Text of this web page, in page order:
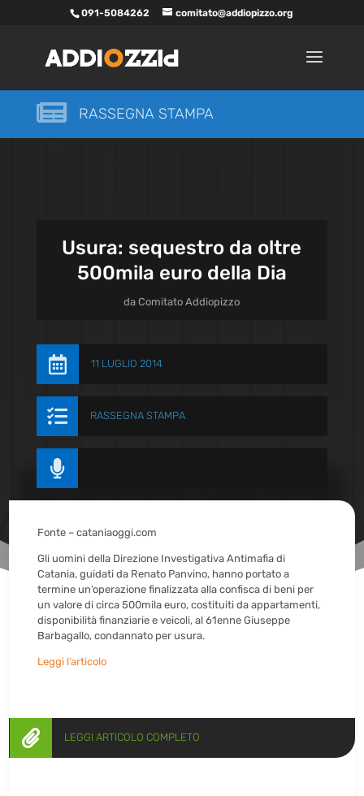
091-5084262 comitato@addiopizzo.org
 RASSEGNA STAMPA
Usura: sequestro da oltre
500mila euro della Dia
daComitato Addiopizzo
 11 LUGLIO 2014
 RASSEGNA STAMPA

Fonte – cataniaoggi.com
Gli uomini della Direzione Investigativa Antimafia di
Catania, guidati da Renato Panvino, hanno portato a
termine un’operazione finalizzata alla confisca di beni per
un valore di circa 500mila euro, costituiti da appartamenti,
disponibilità finanziarie e veicoli, al 61enne Giuseppe
Barbagallo, condannato per usura.
Leggi l’articolo
 LEGGI ARTICOLO COMPLETO